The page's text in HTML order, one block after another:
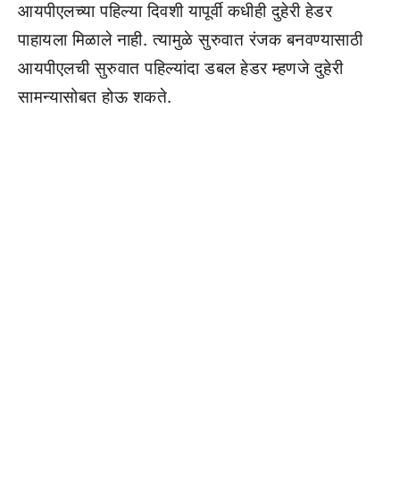
आयपीएलच्या पहिल्या दिवशी यापूर्वी कधीही दुहेरी हेडर
पाहायला मिळाले नाही. त्यामुळे सुरुवात रंजक बनवण्यासाठी
आयपीएलची सुरुवात पहिल्यांदा डबल हेडर म्हणजे दुहेरी
सामन्यासोबत होऊ शकते.